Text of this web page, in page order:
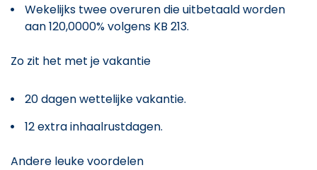
Wekelijks twee overuren die uitbetaald worden
aan 120,0000% volgens KB 213.
Zo zit het met je vakantie
20 dagen wettelijke vakantie.
12 extra inhaalrustdagen.
Andere leuke voordelen